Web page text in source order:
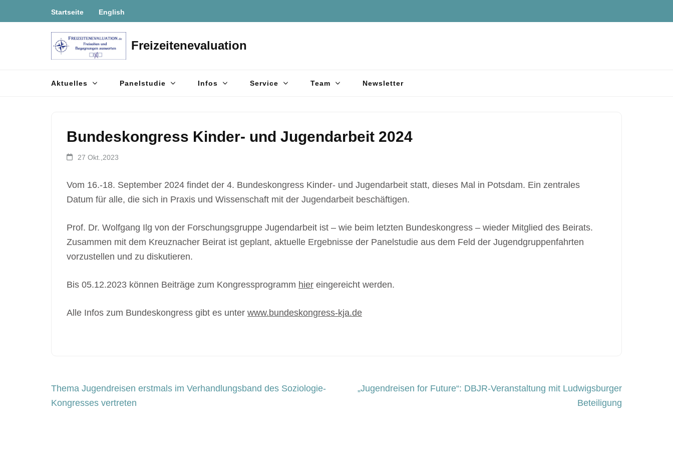
Inhalt
Startseite English
Freizeitenevaluation
Aktuelles Panelstudie Infos Service Team Newsletter
Bundeskongress Kinder- und Jugendarbeit 2024
27 Okt.,2023
Vom 16.-18. September 2024 findet der 4. Bundeskongress Kinder- und Jugendarbeit statt, dieses Mal in Potsdam. Ein zentrales
Datum für alle, die sich in Praxis und Wissenschaft mit der Jugendarbeit beschäftigen.
Prof. Dr. Wolfgang Ilg von der Forschungsgruppe Jugendarbeit ist – wie beim letzten Bundeskongress – wieder Mitglied des Beirats.
Zusammen mit dem Kreuznacher Beirat ist geplant, aktuelle Ergebnisse der Panelstudie aus dem Feld der Jugendgruppenfahrten
vorzustellen und zu diskutieren.
Bis 05.12.2023 können Beiträge zum Kongressprogramm hier eingereicht werden.
Alle Infos zum Bundeskongress gibt es unter www.bundeskongress-kja.de
Beitragsnavigation
Thema Jugendreisen erstmals im Verhandlungsband des Soziologie-
Kongresses vertreten
„Jugendreisen for Future“: DBJR-Veranstaltung mit Ludwigsburger
Beteiligung